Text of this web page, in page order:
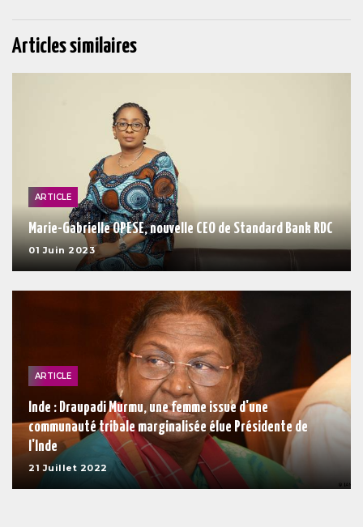
Articles similaires
ARTICLE
Marie-Gabrielle OPESE, nouvelle CEO de Standard Bank RDC
01 Juin 2023
ARTICLE
Inde : Draupadi Murmu, une femme issue d'une
communauté tribale marginalisée élue Présidente de
l'Inde
21 Juillet 2022